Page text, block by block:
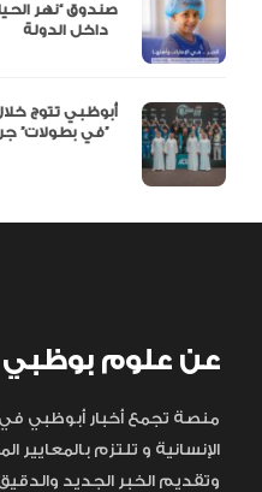
صندوق “نهر
أبوظبي تتوج
في بطولات” جراند سلام للجوجيتسو”
عن علوم بوظبي
منصة تجمع أخبار أبوظبي
الإنسانية و تلتزم
وتقديم الخبر الجديد